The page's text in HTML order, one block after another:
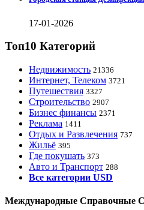
17-01-2026
Топ10 Категорий
Недвижимость 21336
Интернет, Телеком 3721
Путешествия 3327
Строительство 2907
Бизнес финансы 2371
Реклама 1411
Отдых и Развлечения 737
Жильё 395
Где покушать 373
Авто и Транспорт 288
Все категории USD
Международные Справочные